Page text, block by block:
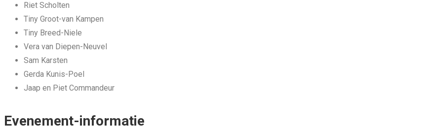
Riet Scholten
Tiny Groot-van Kampen
Tiny Breed-Niele
Vera van Diepen-Neuvel
Sam Karsten
Gerda Kunis-Poel
Jaap en Piet Commandeur
Evenement-informatie